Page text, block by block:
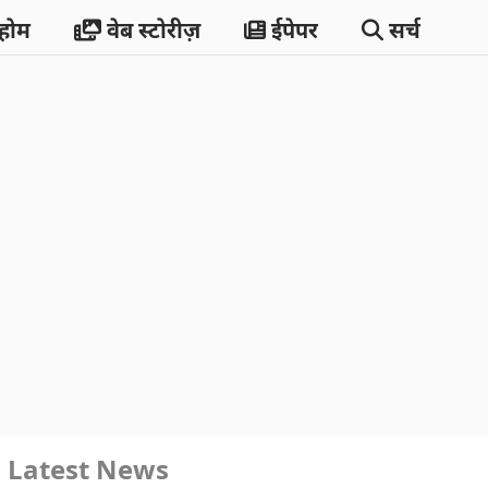
वेब स्टोरीज़ ईपेपर सर्च
Latest News